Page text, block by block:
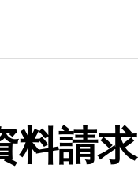
料請求